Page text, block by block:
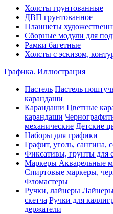
Холсты грунтованные
ДВП грунтованное
Планшеты
Сборные модули для
Рамки багетные
Холсты c эскизом,
Графика. Иллюстрация
Пастель Пастель
карандаши
Карандаши Цветные
карандаши
механические Детские
Наборы для графики
Графит, уголь, сангина,
Фиксативы, грунты для
Маркеры Акварельные
Спиртовые маркеры,
Фломастеры
Ручки, лайнеры
скетча Ручки для
держатели